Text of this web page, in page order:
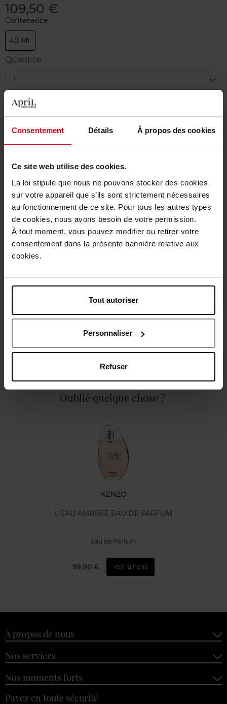
Consentement Détails À propos des cookies
Ce site web utilise des cookies.
La loi stipule que nous ne pouvons stocker des cookies
sur votre appareil que s’ils sont strictement nécessaires
au fonctionnement de ce site. Pour tous les autres types
de cookies, nous avons besoin de votre permission.
À tout moment, vous pouvez modifier ou retirer votre
consentement dans la présente bannière relative aux
cookies.
Tout autoriser
Personnaliser
Refuser
109,50 €
Contenance
40 ML
Quantité
1
Livraison
Livraison gratuite à partir de 50€
Retour gratuit dans votre magasin
Description
Avis client Politique relative aux avis des clients
Oublié quelque chose ?
KENZO
L'EAU AMBREE EAU DE PARFUM
Eau de Parfum
59,90 € Voir la fiche
À propos de nous
Nos services
Nos moments forts
Payez en toute sécurité